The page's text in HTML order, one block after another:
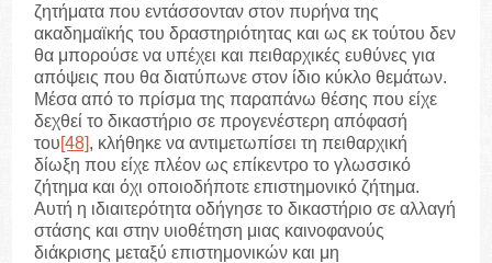
ζητήματα που εντάσσονταν στον πυρήνα της
ακαδημαϊκής του δραστηριότητας και ως εκ τούτου δεν
θα μπορούσε να υπέχει και πειθαρχικές ευθύνες για
απόψεις που θα διατύπωνε στον ίδιο κύκλο θεμάτων.
Μέσα από το πρίσμα της παραπάνω θέσης που είχε
δεχθεί το δικαστήριο σε προγενέστερη απόφασή
του[48], κλήθηκε να αντιμετωπίσει τη πειθαρχική
δίωξη που είχε πλέον ως επίκεντρο το γλωσσικό
ζήτημα και όχι οποιοδήποτε επιστημονικό ζήτημα.
Αυτή η ιδιαιτερότητα οδήγησε το δικαστήριο σε αλλαγή
στάσης και στην υιοθέτηση μιας καινοφανούς
διάκρισης μεταξύ επιστημονικών και μη